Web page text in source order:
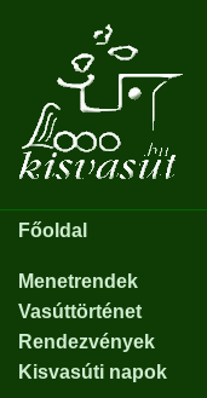
Főoldal
Menetrendek
Vasúttörténet
Rendezvények
Kisvasúti napok